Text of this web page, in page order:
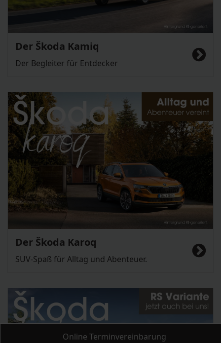
Der Škoda Kamiq
Der Begleiter für Entdecker
Der Škoda Karoq
SUV-Spaß für Alltag und Abenteuer.
Online Terminvereinbarung